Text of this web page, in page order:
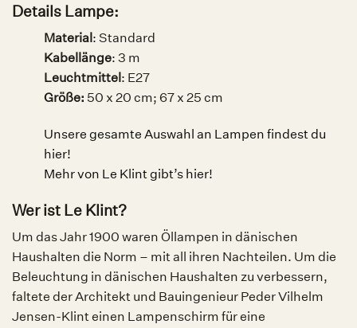
Details Lampe:
Material : Standard
Kabellänge: 3 m
Leuchtmittel : E27
Größe: 50 x 20 cm; 67 x 25 cm
Unsere gesamte Auswahl an Lampen findest du
hier!
Mehr von Le Klint gibt’s hier!
Wer ist Le Klint?
Um das Jahr 1900 waren Öllampen in dänischen
Haushalten die Norm – mit all ihren Nachteilen. Um die
Beleuchtung in dänischen Haushalten zu verbessern,
faltete der Architekt und Bauingenieur Peder Vilhelm
Jensen-Klint einen Lampenschirm für eine